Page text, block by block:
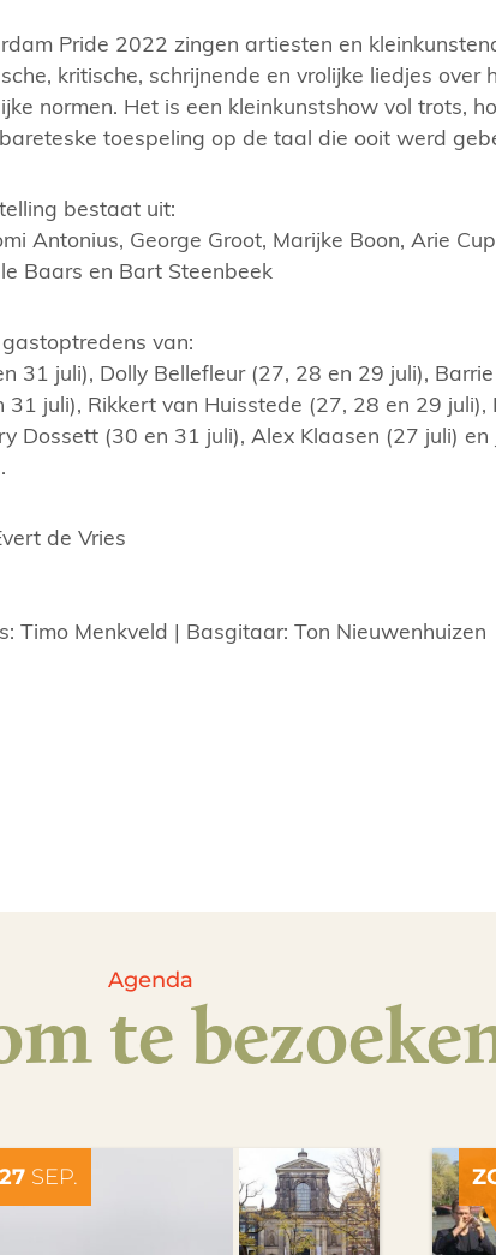
Pride 2022 zingen artiesten en
kritische, schrijnende en vrolijke liedjes over
normen. Het is een kleinkunstshow vol trots,
toespeling op de taal die ooit werd
bestaat uit:
Antonius, George Groot, Marijke Boon, Arie
Baars en Bart Steenbeek
van:
31 juli), Dolly Bellefleur (27, 28 en 29 juli),
juli), Rikkert van Huisstede (27, 28 en 29 juli),
Dossett (30 en 31 juli), Alex Klaasen (27 juli) en
de Vries
Timo Menkveld | Basgitaar: Ton Nieuwenhuizen
Agenda
te
SEP.